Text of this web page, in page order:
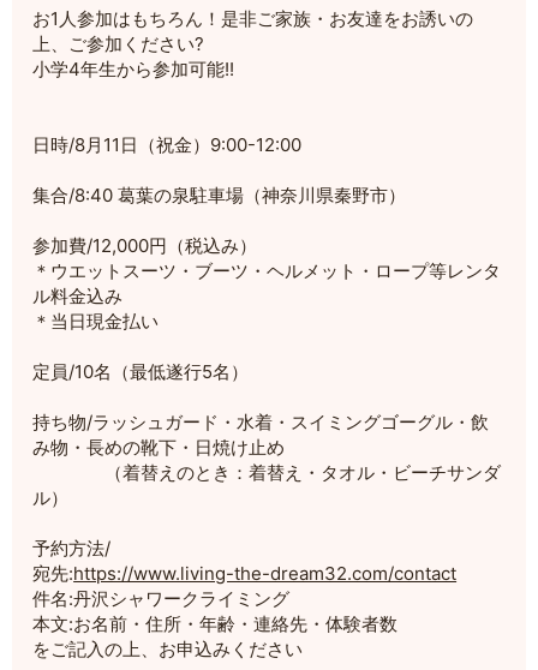
お1人参加はもちろん！是非ご家族・お友達をお誘いの
上、ご参加ください?
小学4年生から参加可能!!
日時/8月11日（祝金）9:00-12:00
集合/8:40 葛葉の泉駐車場（神奈川県秦野市）
参加費/12,000円（税込み）
＊ウエットスーツ・ブーツ・ヘルメット・ロープ等レンタ
ル料金込み
＊当日現金払い
定員/10名（最低遂行5名）
持ち物/ラッシュガード・水着・スイミングゴーグル・飲
み物・長めの靴下・日焼け止め
（着替えのとき：着替え・タオル・ビーチサンダ
ル）
予約方法/
宛先:https://www.living-the-dream32.com/contact
件名:丹沢シャワークライミング
本文:お名前・住所・年齢・連絡先・体験者数
をご記入の上、お申込みください